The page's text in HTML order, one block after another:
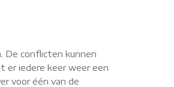
De conflicten kunnen
er iedere keer weer een
voor één van de